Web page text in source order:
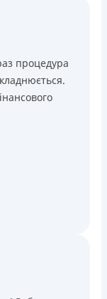
процедура